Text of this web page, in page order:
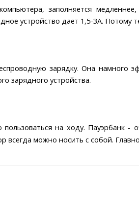
заполняется
устройство дает 1,5-3А. Потому
зарядку. Она намного
зарядного устройства.
на ходу. Пауэрбанк -
можно носить с собой.